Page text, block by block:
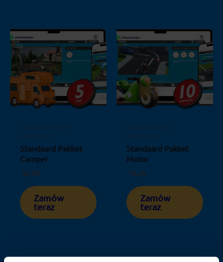
Standaard Pakket
Camper
32,30
Zamów
teraz
Standaard Pakket
Motor
14,35
Zamów
teraz